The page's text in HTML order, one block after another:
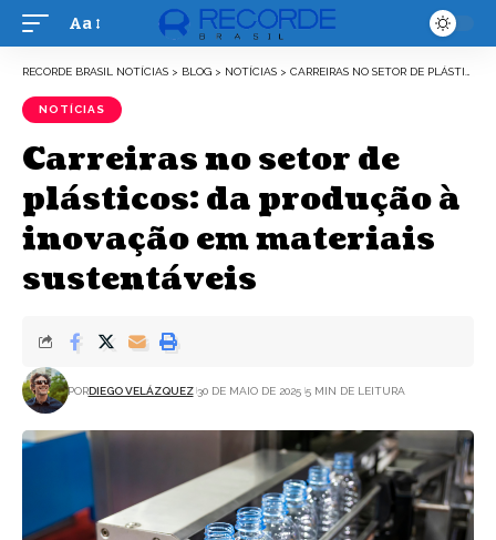
Font
Aa
RECORDE BRASIL NOTÍCIAS > BLOG > NOTÍCIAS > CARREIRAS NO SETOR DE PLÁSTICOS: DA PRODUÇÃO À INOVAÇÃO EM MATERIAIS SUSTENTÁVEIS
NOTÍCIAS
Carreiras no setor de
plásticos: da produção à
inovação em materiais
sustentáveis
PORDIEGO VELÁZQUEZ 30 DE MAIO DE 2025 5 MIN DE LEITURA